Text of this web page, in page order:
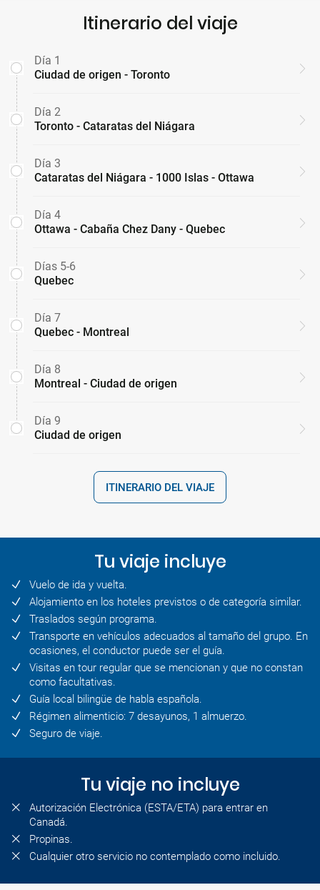
Itinerario del viaje
Día 1
Ciudad de origen - Toronto
Día 2
Toronto - Cataratas del Niágara
Día 3
Cataratas del Niágara - 1000 Islas - Ottawa
Día 4
Ottawa - Cabaña Chez Dany - Quebec
Días 5-6
Quebec
Día 7
Quebec - Montreal
Día 8
Montreal - Ciudad de origen
Día 9
Ciudad de origen
ITINERARIO DEL VIAJE
Tu viaje incluye
Vuelo de ida y vuelta.
Alojamiento en los hoteles previstos o de categoría similar.
Traslados según programa.
Transporte en vehículos adecuados al tamaño del grupo. En
ocasiones, el conductor puede ser el guía.
Visitas en tour regular que se mencionan y que no constan
como facultativas.
Guía local bilingüe de habla española.
Régimen alimenticio: 7 desayunos, 1 almuerzo.
Seguro de viaje.
Tu viaje no incluye
Autorización Electrónica (ESTA/ETA) para entrar en
Canadá.
Propinas.
Cualquier otro servicio no contemplado como incluido.